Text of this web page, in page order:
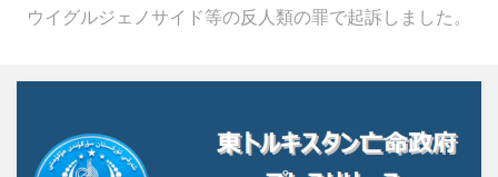
ウイグルジェノサイド等の反人類の罪で起訴しました。